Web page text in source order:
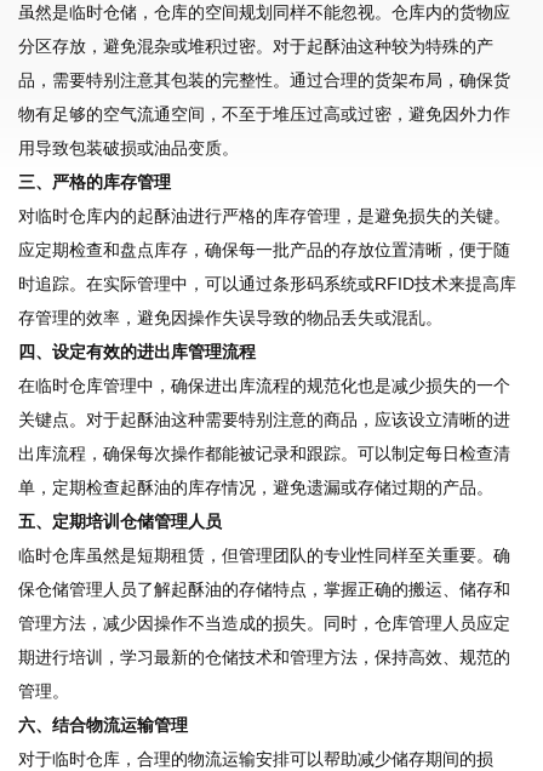
虽然是临时仓储，仓库的空间规划同样不能忽视。仓库内的货物应
分区存放，避免混杂或堆积过密。对于起酥油这种较为特殊的产
品，需要特别注意其包装的完整性。通过合理的货架布局，确保货
物有足够的空气流通空间，不至于堆压过高或过密，避免因外力作
用导致包装破损或油品变质。
三、严格的库存管理
对临时仓库内的起酥油进行严格的库存管理，是避免损失的关键。
应定期检查和盘点库存，确保每一批产品的存放位置清晰，便于随
时追踪。在实际管理中，可以通过条形码系统或RFID技术来提高库
存管理的效率，避免因操作失误导致的物品丢失或混乱。
四、设定有效的进出库管理流程
在临时仓库管理中，确保进出库流程的规范化也是减少损失的一个
关键点。对于起酥油这种需要特别注意的商品，应该设立清晰的进
出库流程，确保每次操作都能被记录和跟踪。可以制定每日检查清
单，定期检查起酥油的库存情况，避免遗漏或存储过期的产品。
五、定期培训仓储管理人员
临时仓库虽然是短期租赁，但管理团队的专业性同样至关重要。确
保仓储管理人员了解起酥油的存储特点，掌握正确的搬运、储存和
管理方法，减少因操作不当造成的损失。同时，仓库管理人员应定
期进行培训，学习最新的仓储技术和管理方法，保持高效、规范的
管理。
六、结合物流运输管理
对于临时仓库，合理的物流运输安排可以帮助减少储存期间的损